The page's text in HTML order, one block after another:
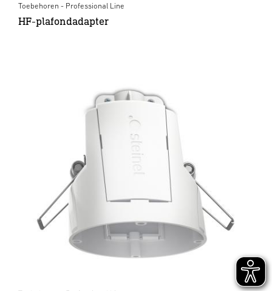
Toebehoren - Professional Line
HF-plafondadapter